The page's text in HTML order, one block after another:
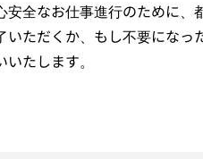
全なお仕事進行のために、
ただくか、もし不要になっ
たします。